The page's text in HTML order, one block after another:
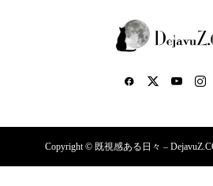
Copyright ©既視感ある日々 –